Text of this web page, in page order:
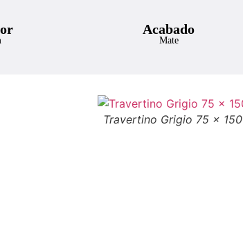
Acabado
Mate
Travertino Grigio 75 × 150